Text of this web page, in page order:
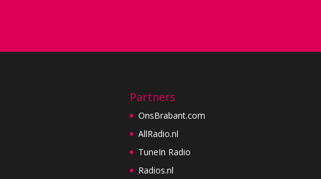
Partners
OnsBrabant.com
AllRadio.nl
TuneIn Radio
Radios.nl